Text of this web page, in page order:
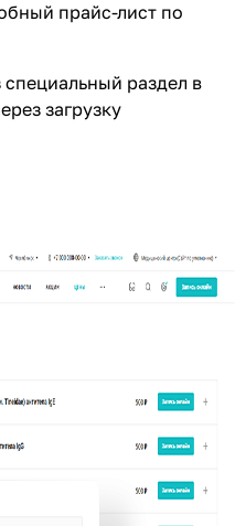
прайс-лист по
раздел в
загрузку